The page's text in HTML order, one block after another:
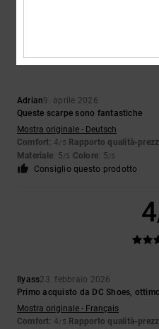
Adrian9. aprile 2026
Queste scarpe sono fantastiche
Mostra originale - Deutsch
Comfort: 4/5 Rapporto qualità-
Materiale: 5/5 Colore: 5/5
Consiglio questo prodotto
4
Ilyass23. febbraio 2026
Primo acquisto da DC Shoes,
Mostra originale - Français
Comfort: 4/5 Rapporto qualità-